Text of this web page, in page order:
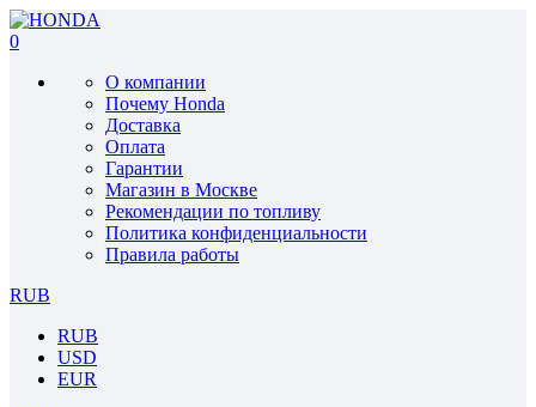
0
О компании
Почему Honda
Доставка
Оплата
Гарантии
Магазин в Москве
Рекомендации по топливу
Политика конфиденциальности
Правила работы
RUB
RUB
USD
EUR